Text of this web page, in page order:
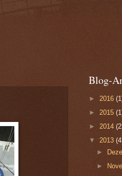
Blog-
► 2016
► 2015
► 2014
▼ 2013
►
►